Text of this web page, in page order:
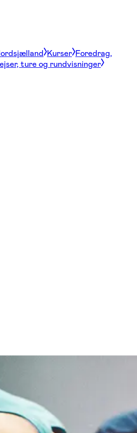
Kurser Foredrag,
ture og rundvisninger